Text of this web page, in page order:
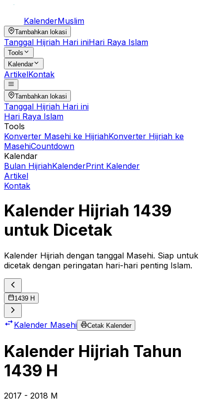
KalenderMuslim
Tambahkan lokasi
Tanggal Hijriah Hari iniHari Raya Islam
Tools
Kalendar
ArtikelKontak
Tambahkan lokasi
Tanggal Hijriah Hari ini
Hari Raya Islam
Tools
Konverter Masehi ke HijriahKonverter Hijriah ke
MasehiCountdown
Kalendar
Bulan HijriahKalenderPrint Kalender
Artikel
Kontak
Kalender Hijriah 1439
untuk Dicetak
Kalender Hijriah dengan tanggal Masehi. Siap untuk
dicetak dengan peringatan hari-hari penting Islam.
1439 H
Kalender Masehi Cetak Kalender
Kalender Hijriah Tahun
1439 H
2017 - 2018 M